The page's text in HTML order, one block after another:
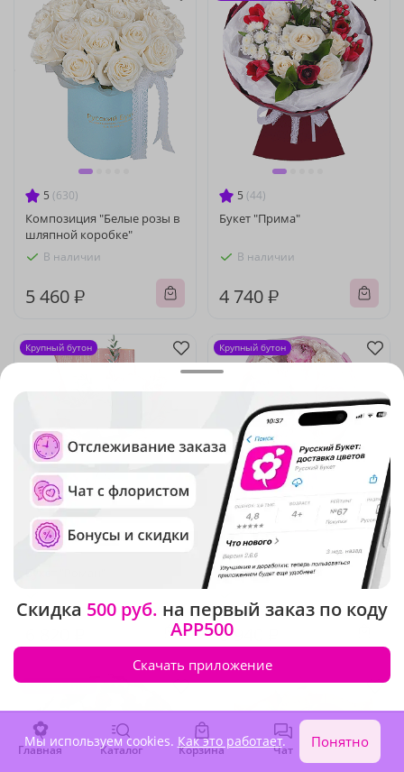
5 (630)
Композиция "Белые розы в
шляпной коробке"
В наличии
5 460 ₽
5 (44)
Букет "Прима"
В наличии
4 740 ₽
4.9(43)
Крупный бутон
5(263)
Букет "Ода чувств"
8 940 ₽
Крупный бутон
Крупный бутон
Главная Каталог Корзина Чат Войти
Скидка 500 руб. на первый заказ по коду
APP500
Скачать приложение
Мы используем cookies. Как это работает. Понятно